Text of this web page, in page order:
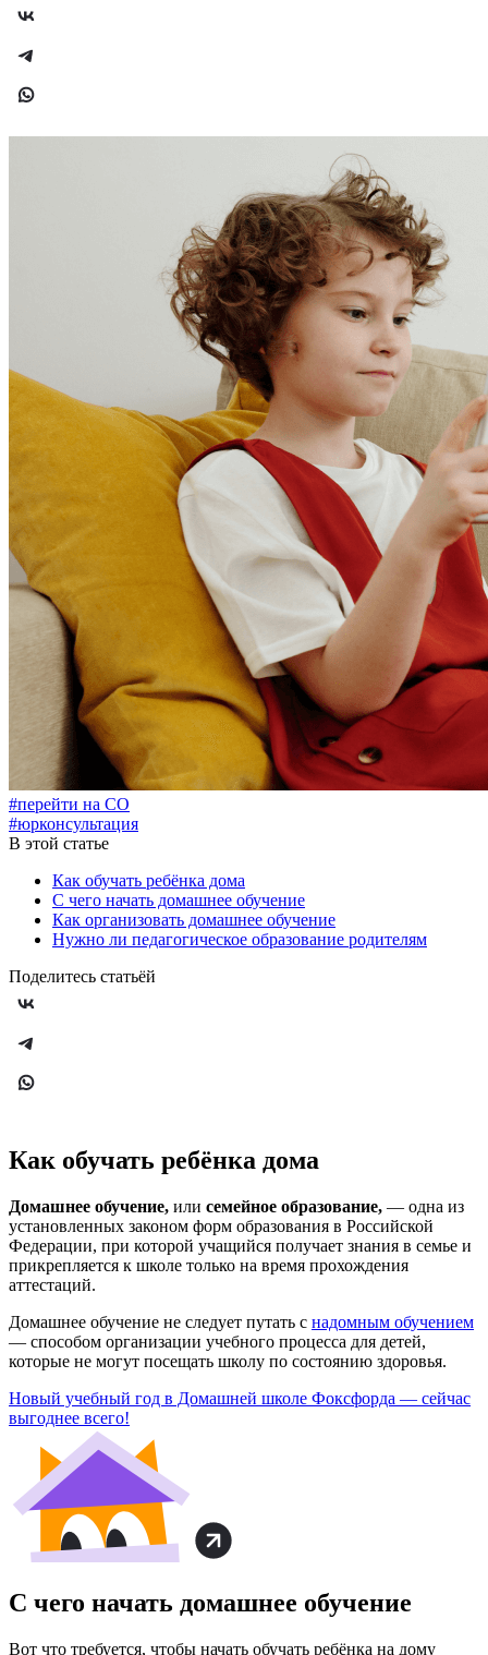
#перейти на СО
#юрконсультация
В этой статье
Как обучать ребёнка дома
С чего начать домашнее обучение
Как организовать домашнее обучение
Нужно ли педагогическое образование родителям
Поделитесь статьёй
Как обучать ребёнка дома
Домашнее обучение, или семейное образование, — одна из
установленных законом форм образования в Российской
Федерации, при которой учащийся получает знания в семье и
прикрепляется к школе только на время прохождения
аттестаций.
Домашнее обучение не следует путать с надомным обучением
— способом организации учебного процесса для детей,
которые не могут посещать школу по состоянию здоровья.
Новый учебный год в Домашней школе Фоксфорда — сейчас
выгоднее всего!
С чего начать домашнее обучение
Вот что требуется, чтобы начать обучать ребёнка на дому